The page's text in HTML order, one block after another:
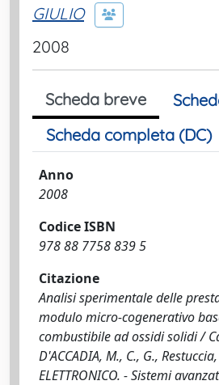
GIULIO
2008
Scheda breve
Scheda completa (DC)
Anno
2008
Codice ISBN
978 88 7758 839 5
Citazione
Analisi sperimentale delle
modulo micro-cogenerativo
combustibile ad ossidi solidi /
D'ACCADIA, M., C., G.,
ELETTRONICO. - Sistemi